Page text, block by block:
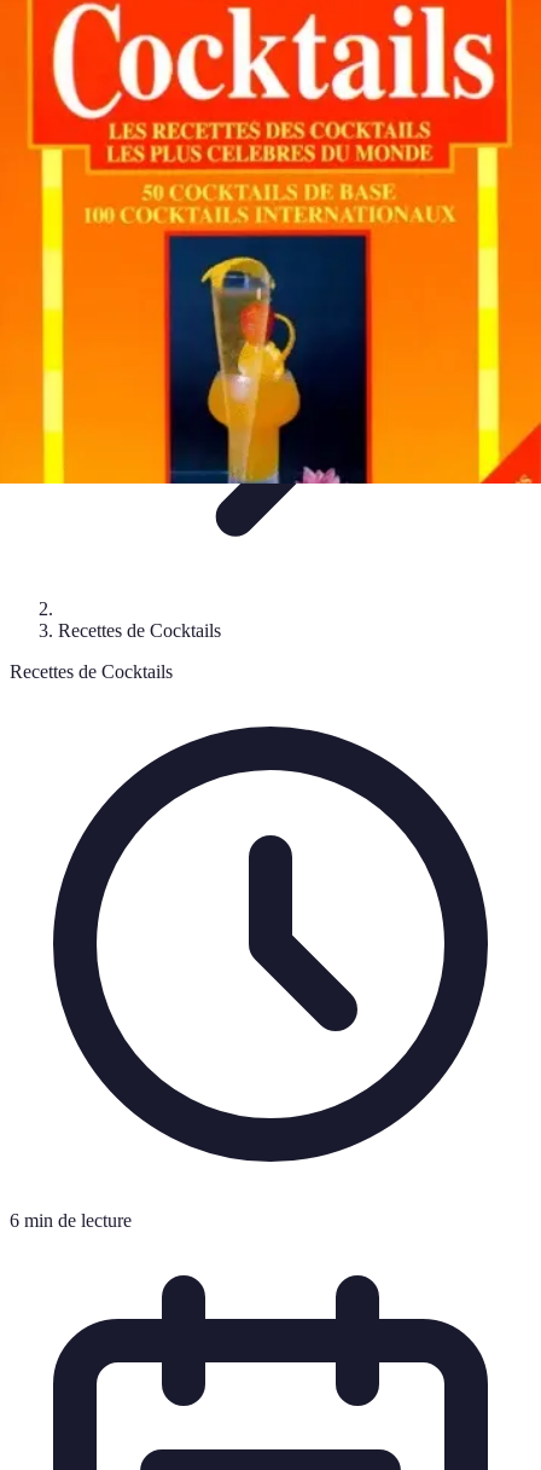
Cocktails Créatifs
Recettes de Cocktails Techniques de MixologieRecettes et
Guide Équipement
Cocktails Créatifs
Recettes de Cocktails
Recettes de Cocktails
6 min de lecture